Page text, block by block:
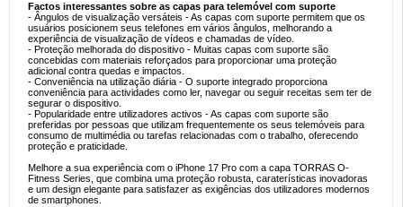
Factos interessantes sobre as capas para telemóvel com suporte
- Ângulos de visualização versáteis - As capas com suporte permitem que os
usuários posicionem seus telefones em vários ângulos, melhorando a
experiência de visualização de vídeos e chamadas de vídeo.
- Proteção melhorada do dispositivo - Muitas capas com suporte são
concebidas com materiais reforçados para proporcionar uma proteção
adicional contra quedas e impactos.
- Conveniência na utilização diária - O suporte integrado proporciona
conveniência para actividades como ler, navegar ou seguir receitas sem ter de
segurar o dispositivo.
- Popularidade entre utilizadores activos - As capas com suporte são
preferidas por pessoas que utilizam frequentemente os seus telemóveis para
consumo de multimédia ou tarefas relacionadas com o trabalho, oferecendo
proteção e praticidade.
Melhore a sua experiência com o iPhone 17 Pro com a capa TORRAS O-
Fitness Series, que combina uma proteção robusta, caraterísticas inovadoras
e um design elegante para satisfazer as exigências dos utilizadores modernos
de smartphones.